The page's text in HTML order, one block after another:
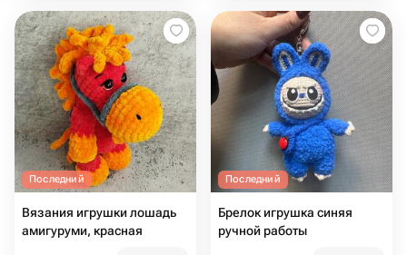
Последний
Вязания игрушки лошадь
амигуруми, красная
Последний
Брелок игрушка синяя
ручной работы